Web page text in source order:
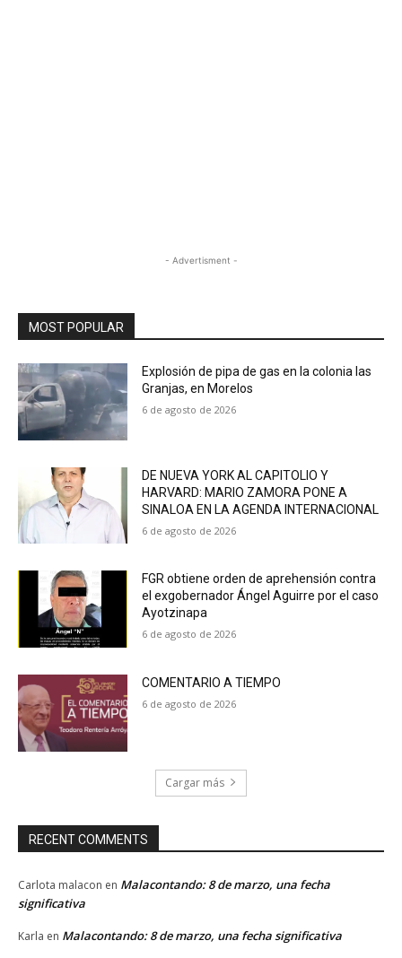
- Advertisment -
MOST POPULAR
Explosión de pipa de gas en la colonia las
Granjas, en Morelos
6 de agosto de 2026
DE NUEVA YORK AL CAPITOLIO Y
HARVARD: MARIO ZAMORA PONE A
SINALOA EN LA AGENDA INTERNACIONAL
6 de agosto de 2026
FGR obtiene orden de aprehensión contra
el exgobernador Ángel Aguirre por el caso
Ayotzinapa
6 de agosto de 2026
COMENTARIO A TIEMPO
6 de agosto de 2026
Cargar más
RECENT COMMENTS
Carlota malacon en Malacontando: 8 de marzo, una fecha
significativa
Karla en Malacontando: 8 de marzo, una fecha significativa